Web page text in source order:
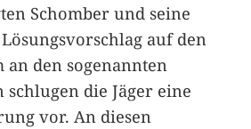
Schomber und seine
auf den
an den sogenannten
schlugen die Jäger eine
vor. An diesen